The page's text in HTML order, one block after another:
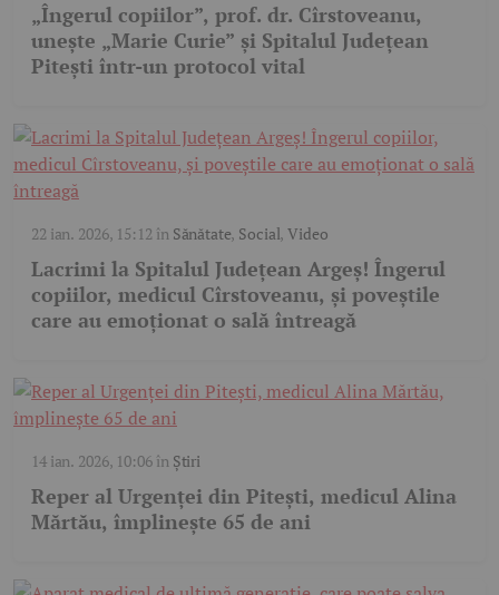
„Îngerul copiilor”, prof. dr. Cîrstoveanu,
unește „Marie Curie” și Spitalul Județean
Pitești într-un protocol vital
22 ian. 2026, 15:12 în Sănătate, Social,Video
Lacrimi la Spitalul Județean Argeș! Îngerul
copiilor, medicul Cîrstoveanu, și poveștile
care au emoționat o sală întreagă
14 ian. 2026, 10:06în Știri
Reper al Urgenței din Pitești, medicul Alina
Mărtău, împlinește 65 de ani